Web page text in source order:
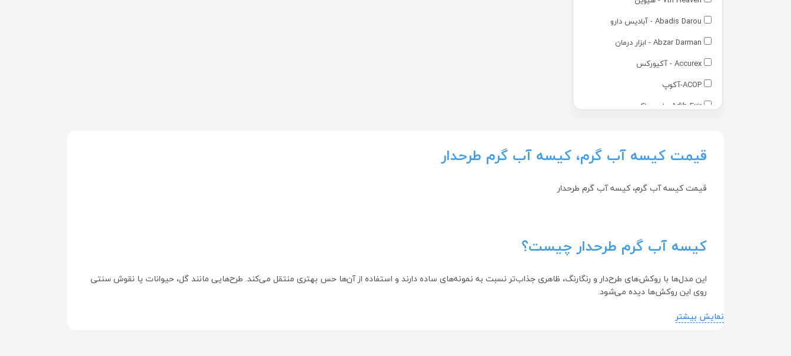
Abadis Darou - آبادیس دارو
Abzar Darman - ابزار درمان
Accurex - آکیورکس
ACOP-آکوپ
Adib Exir - ادیب اکسیر
Advantage - ادونتج
Alamo - آالامو
Arian Salamat Sina - آرین سلامت
Arshia - عرشیا
قیمت کیسه آب گرم، کیسه آب گرم طرحدار
قیمت کیسه آب گرم، کیسه آب گرم طرحدار
کیسه آب گرم طرحدار چیست؟
این مدل‌ها با روکش‌های طرح‌دار و رنگارنگ، ظاهری جذاب‌تر نسبت به نمونه‌های ساده دارند و استفاده از آن‌ها حس بهتری منتقل می‌کند. طرح‌هایی مانند گل، حیوانات یا نقوش سنتی
روی این روکش‌ها دیده می‌شود.
بدنه‌ی آن‌ها از لاستیک مقاوم در برابر حرارت و پوشش بیرونی از پارچه‌های نرم و قابل شست‌وشو ساخته شده است. برای کاهش درد عضلات، قاعدگی، سردرد یا گرم نگه‌داشتن بدن در
روزهای سرد بسیار مفید هستند.
نمایش بیشتر